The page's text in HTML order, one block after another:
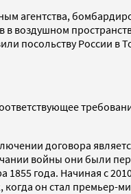
агентства,
в воздушном
посольству России в
договора
войны они были
года. Начиная с
он стал премьер-